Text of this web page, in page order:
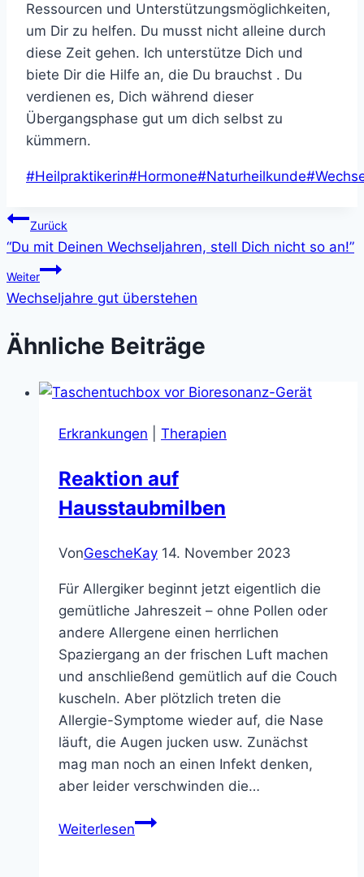
Ressourcen und Unterstützungsmöglichkeiten,
um Dir zu helfen. Du musst nicht alleine durch
diese Zeit gehen. Ich unterstütze Dich und
biete Dir die Hilfe an, die Du brauchst . Du
verdienen es, Dich während dieser
Übergangsphase gut um dich selbst zu
kümmern.
Schlagworte:
#Heilpraktikerin#Hormone#Naturheilkunde#
Beitragsnavigation
Zurück
“Du mit Deinen Wechseljahren, stell Dich nicht so an!”
Weiter
Wechseljahre gut überstehen
Ähnliche Beiträge
Erkrankungen Therapien
Reaktion auf
Hausstaubmilben
VonGescheKay 14. November 2023
Für Allergiker beginnt jetzt eigentlich die
gemütliche Jahreszeit – ohne Pollen oder
andere Allergene einen herrlichen
Spaziergang an der frischen Luft machen
und anschließend gemütlich auf die Couch
kuscheln. Aber plötzlich treten die
Allergie-Symptome wieder auf, die Nase
läuft, die Augen jucken usw. Zunächst
mag man noch an einen Infekt denken,
aber leider verschwinden die…
WeiterlesenReaktion